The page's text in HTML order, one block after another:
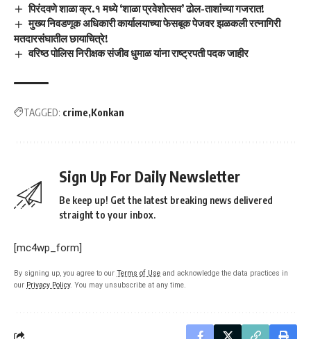
पिरंदवणे शाळा क्र.१ मध्ये ‘शाळा प्रवेशोत्सव’ ढोल-ताशांच्या गजरात!
मुख्य निवडणूक अधिकारी कार्यालयाच्या फेसबूक पेजवर झळकली रत्नागिरी
मतदारसंघातील छायाचित्रे!
वरिष्ठ पोलिस निरीक्षक संजीव धुमाळ यांना राष्ट्रपती पदक जाहीर
TAGGED: crime Konkan
Sign Up For Daily Newsletter
Be keep up! Get the latest breaking news delivered
straight to your inbox.
[mc4wp_form]
By signing up, you agree to our Terms of Use and acknowledge the data practices in
our Privacy Policy. You may unsubscribe at any time.